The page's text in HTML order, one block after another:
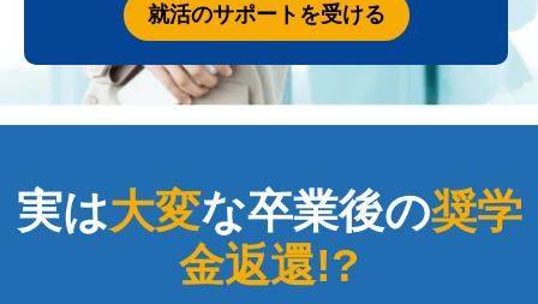
就活のサポートを受ける
実は大変な卒業後の奨学
金返還!?